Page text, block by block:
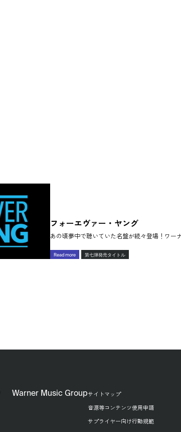
フォーエヴァー・ヤング
あの頃夢中で聴いていた名盤が続々登場！ワー
Read more 第七弾発売タイトル
Warner Music Groupサイトマップ
音源等コンテンツ使用申請
サプライヤー向け行動規範